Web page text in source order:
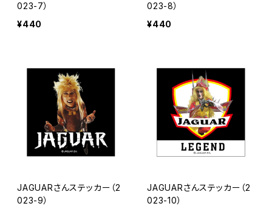
023-7）
¥440
023-8）
¥440
JAGUARさんステッカー（2
023-9）
JAGUARさんステッカー（2
023-10）